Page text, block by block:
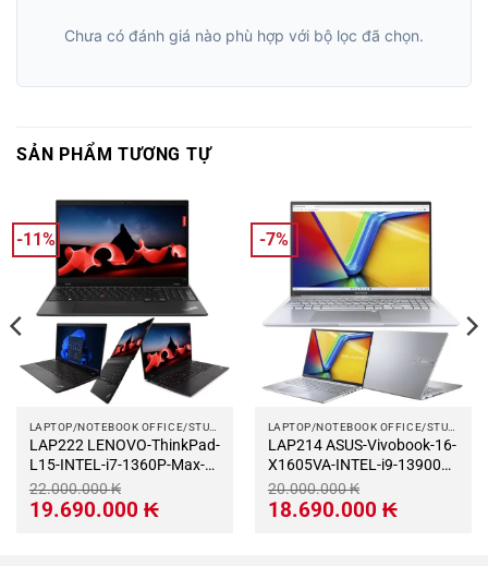
Chưa có đánh giá nào phù hợp với bộ lọc đã chọn.
SẢN PHẨM TƯƠNG TỰ
-11%
LAP222 LENOVO-ThinkPad-
L15-INTEL-i7-1360P-Max-
Turbo-5.0Ghz-RAM-
LPDDR5-16Gb-M.2-NVME-
22.000.000₭
Giá
gốc
19.690.000 ₭Giá
hiện
-7%
LAP214 ASUS-Vivobook-16-
X1605VA-INTEL-i9-13900H-
Max-Turbo-5.4Ghz-RAM-
DDR4-16Gb-M.2-NVME-
20.000.000₭
Giá
gốc
18.690.000 ₭Giá
hiện